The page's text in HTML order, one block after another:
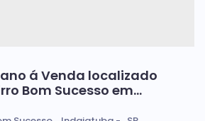
á Venda localizado
Bom Sucesso em